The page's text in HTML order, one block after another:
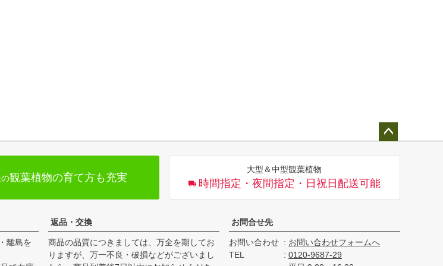
へ
観葉植物の育て方も充実
大型＆中型観葉植物
時間指定・夜間指定・日祝日配送可能
離島を
返品・交換
商品の品質につきましては、万全を期してお
りますが、万一不良・破損などがございまし
お問合せ先
お問い合わせ
お問い合わせフォームへ
TEL
0120-9687-29